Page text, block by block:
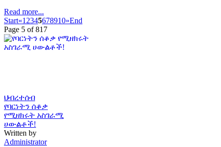
Read more...
Start«1 2345678910»End
Page 5 of 817
ህብረተሰብ
የባርነትን ሰቆቃ
የሚዘክሩት አስገራሚ
ሀውልቶች!
Written by
Administrator